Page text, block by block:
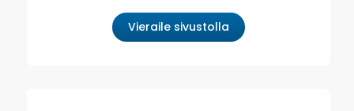
Vieraile sivustolla